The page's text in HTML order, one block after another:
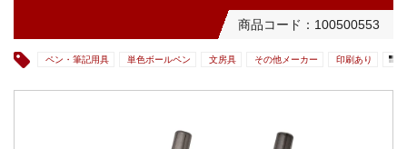
商品コード：100500553
ペン・筆記用具 単色ボールペン 文房具 その他メーカー 印刷あり